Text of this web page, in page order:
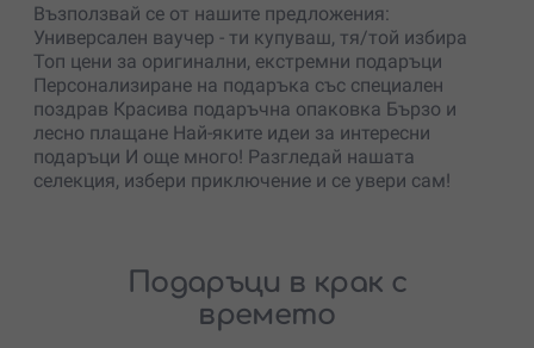
Възползвай се от нашите предложения:
Универсален ваучер - ти купуваш, тя/той избира
Топ цени за оригинални, екстремни подаръци
Персонализиране на подаръка със специален
поздрав Красива подаръчна опаковка Бързо и
лесно плащане Най-яките идеи за интересни
подаръци И още много! Разгледай нашата
селекция, избери приключение и се увери сам!
Подаръци в крак с
времето